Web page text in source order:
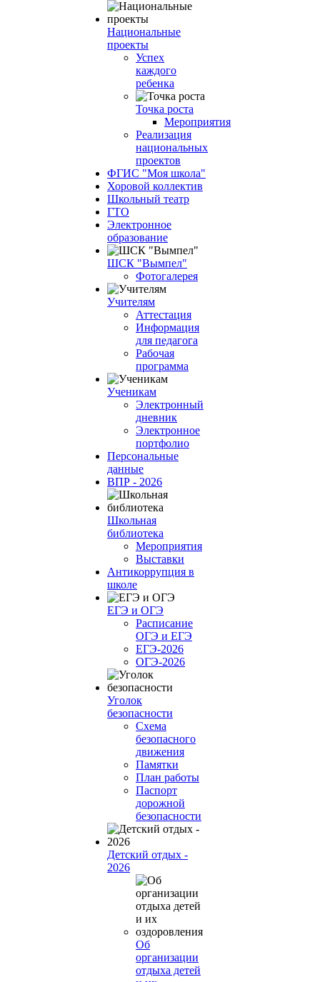
Национальные
проекты
Успех
каждого
ребенка
Точка роста
Мероприятия
Реализация
национальных
проектов
ФГИС "Моя школа"
Хоровой коллектив
Школьный театр
ГТО
Электронное
образование
ШСК "Вымпел"
Фотогалерея
Учителям
Аттестация
Информация
для педагога
Рабочая
программа
Ученикам
Электронный
дневник
Электронное
портфолио
Персональные
данные
ВПР - 2026
Школьная
библиотека
Мероприятия
Выставки
Антикоррупция в
школе
ЕГЭ и ОГЭ
Расписание
ОГЭ и ЕГЭ
ЕГЭ-2026
ОГЭ-2026
Уголок
безопасности
Схема
безопасного
движения
Памятки
План работы
Паспорт
дорожной
безопасности
Детский отдых -
2026
Об
организации
отдыха детей